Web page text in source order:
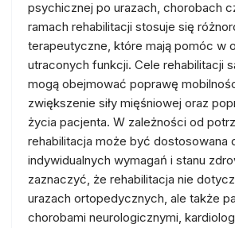
psychicznej po urazach, chorobach
ramach rehabilitacji stosuje się
terapeutyczne, które mają pomóc w
utraconych funkcji. Cele rehabilitacji
mogą obejmować poprawę
zwiększenie siły mięśniowej oraz
życia pacjenta. W zależności od
rehabilitacja może być dostosowana
indywidualnych wymagań i stanu
zaznaczyć, że rehabilitacja nie
urazach ortopedycznych, ale także
chorobami neurologicznymi,